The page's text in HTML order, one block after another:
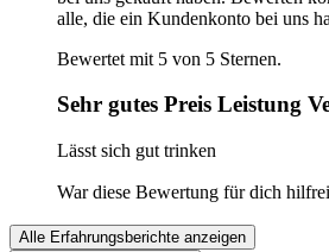
alle, die ein Kundenkonto bei uns
Bewertet mit 5 von 5 Sternen.
Sehr gutes Preis Leistung
Lässt sich gut trinken
War diese Bewertung für dich
Alle Erfahrungsberichte anzeigen